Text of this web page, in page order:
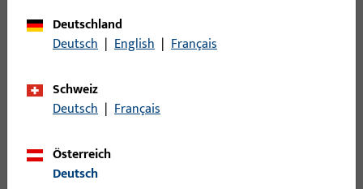
Bitte melden Sie sich mit Ihren Kundendaten an um eine
Preisinformation zu erhalten oder Artikel zu bestellen
Deutschland
Deutsch | English | Français
Schweiz
Deutsch | Français
Österreich
Deutsch